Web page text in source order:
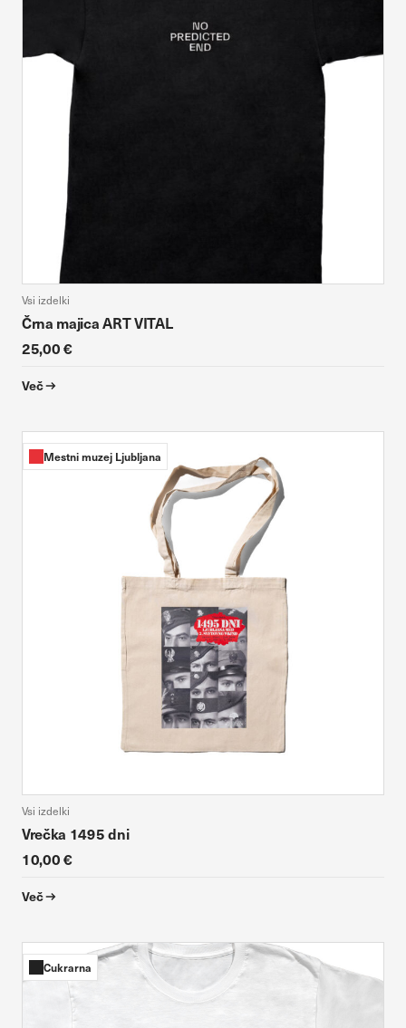
Vsi izdelki
Črna majica ART VITAL
25,00 €
Več
Mestni muzej Ljubljana
Vsi izdelki
Vrečka 1495 dni
10,00 €
Več
Cukrarna
oglasov na drugih spletnih mestih. Pri delu uporabljajo
edinstveno prepoznavanje vašega brskalnika in naprave. Če
zavrnete uporabo teh piškotkov, ne boste deležni našega
ciljnega spletnega oglaševanja.
Potrdi moje izbire DOVOLI VSE